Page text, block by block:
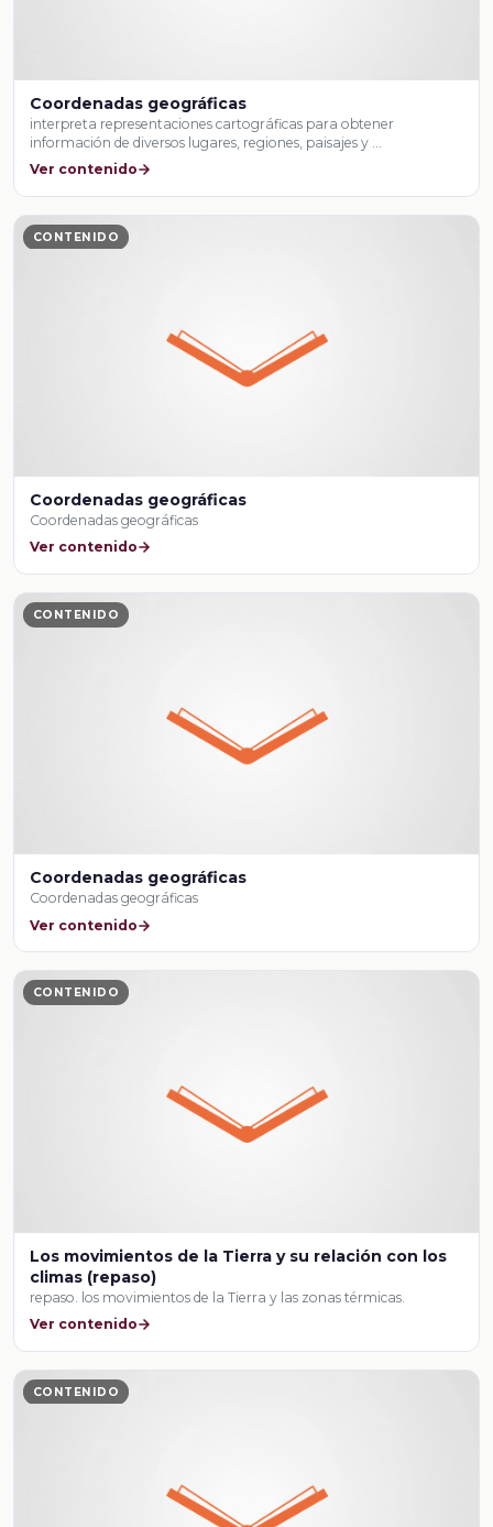
Coordenadas geográficas
interpreta representaciones cartográficas para obtener
información de diversos lugares, regiones, paisajes y …
Ver contenido
CONTENIDO
Coordenadas geográficas
Coordenadas geográficas
Ver contenido
CONTENIDO
Coordenadas geográficas
Coordenadas geográficas
Ver contenido
CONTENIDO
Los movimientos de la Tierra y su relación con los
climas (repaso)
repaso. los movimientos de la Tierra y las zonas térmicas.
Ver contenido
CONTENIDO